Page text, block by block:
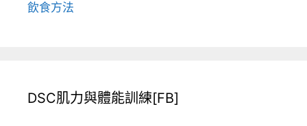
飲食方法
DSC肌力與體能訓練[FB]